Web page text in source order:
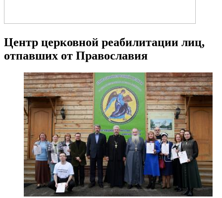
Центр церковной реабилитации лиц,
отпавших от Православия